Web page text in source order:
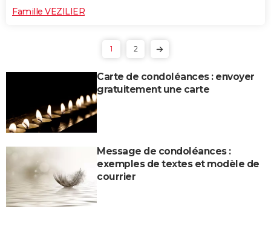
Famille VEZILIER
1 2
Carte de condoléances : envoyer
gratuitement une carte
Message de condoléances :
exemples de textes et modèle de
courrier